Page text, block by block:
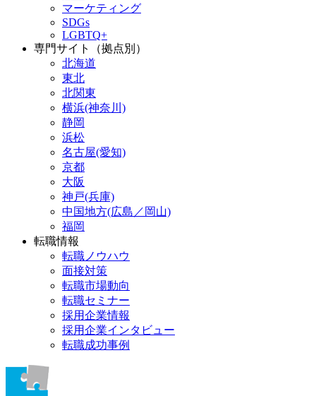
マーケティング
SDGs
LGBTQ+
専門サイト（拠点別）
北海道
東北
北関東
横浜(神奈川)
静岡
浜松
名古屋(愛知)
京都
大阪
神戸(兵庫)
中国地方(広島／岡山)
福岡
転職情報
転職ノウハウ
面接対策
転職市場動向
転職セミナー
採用企業情報
採用企業インタビュー
転職成功事例